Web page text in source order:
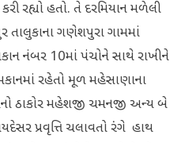
કરી રહ્યો હતો. તે દરમિયાન મળેલી
તાલુકાના ગણેશપુરા ગામમાં
નંબર 10માં પંચોને સાથે રાખીને
રહેતો મૂળ મહેસાણાના
ઠાકોર મહેશજી ચમનજી અન્ય બે
પ્રવૃત્તિ ચલાવતો રંગે હાથ